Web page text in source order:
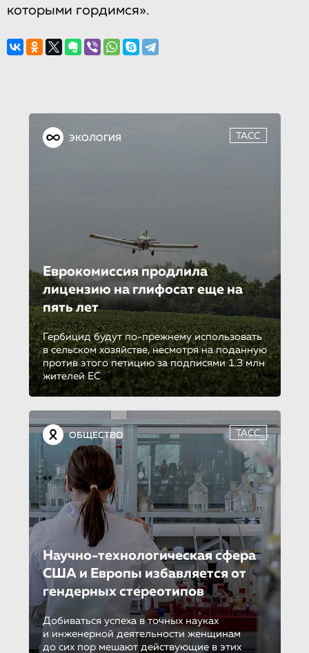
которыми гордимся».
ЭКОЛОГИЯ ТАСС
Еврокомиссия продлила
лицензию на глифосат еще на
пять лет
Гербицид будут по-прежнему использовать
в сельском хозяйстве, несмотря на поданную
против этого петицию за подписями 1.3 млн
жителей ЕС
ОБЩЕСТВО ТАСС
Научно-техно­ло­ги­че­ская сфера
США и Европы избавляется от
гендерных стереотипов
Добиваться успеха в точных науках
и инженерной деятельности женщинам
до сих пор мешают действующие в этих